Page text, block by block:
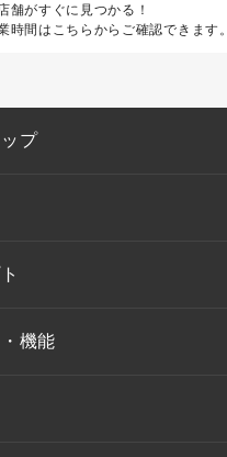
舗がすぐに見つかる！
時間はこちらからご確認できます。
プ
機能